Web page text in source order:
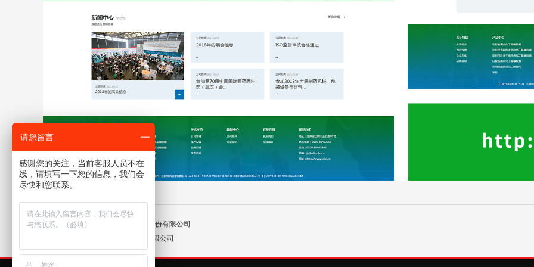
上一篇：江苏江阴港港口集团股份有限公司
下一篇：德阳机电工程(无锡)有限公司
请您留言
感谢您的关注，当前客服人员不在
线，请填写一下您的信息，我们会
尽快和您联系。